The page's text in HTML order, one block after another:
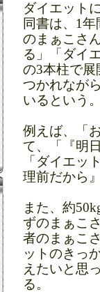
ダイエット
同書は、1
のまぁこさ
る」「ダイ
の3本柱で
つかれなが
いるという
例えば、「
て、「『明
「ダイエッ
理前だから
また、約
ずのまぁこ
者のまぁこ
ットのきっ
えたいと思
る。